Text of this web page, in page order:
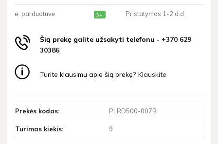
e. parduotuvė 5+ Pristatymas 1-2 d.d
Šią prekę galite užsakyti telefonu - +370 629
30386
Turite klausimų apie šią prekę? Klauskite
Prekės kodas: PLRD500-007B
Turimas kiekis: 9